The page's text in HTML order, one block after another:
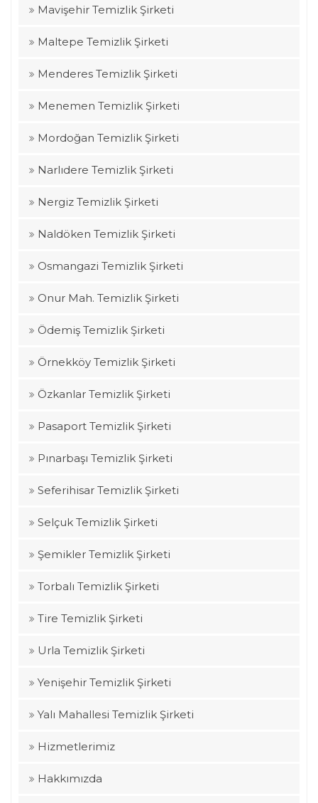
Mavişehir Temizlik Şirketi
Maltepe Temizlik Şirketi
Menderes Temizlik Şirketi
Menemen Temizlik Şirketi
Mordoğan Temizlik Şirketi
Narlıdere Temizlik Şirketi
Nergiz Temizlik Şirketi
Naldöken Temizlik Şirketi
Osmangazi Temizlik Şirketi
Onur Mah. Temizlik Şirketi
Ödemiş Temizlik Şirketi
Örnekköy Temizlik Şirketi
Özkanlar Temizlik Şirketi
Pasaport Temizlik Şirketi
Pınarbaşı Temizlik Şirketi
Seferihisar Temizlik Şirketi
Selçuk Temizlik Şirketi
Şemikler Temizlik Şirketi
Torbalı Temizlik Şirketi
Tire Temizlik Şirketi
Urla Temizlik Şirketi
Yenişehir Temizlik Şirketi
Yalı Mahallesi Temizlik Şirketi
Hizmetlerimiz
Hakkımızda